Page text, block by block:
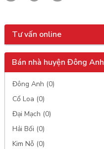
Tư vấn online
Bán nhà huyện Đông Anh
Đông Anh (0)
Cổ Loa (0)
Đại Mạch (0)
Hải Bối (0)
Kim Nỗ (0)